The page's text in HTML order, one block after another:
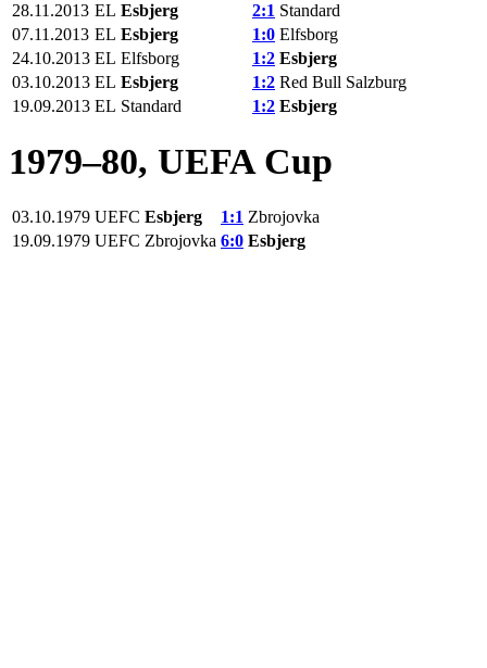
28.11.2013 EL Esbjerg 2:1 Standard
07.11.2013 EL Esbjerg 1:0 Elfsborg
24.10.2013 EL Elfsborg 1:2 Esbjerg
03.10.2013 EL Esbjerg 1:2 Red Bull Salzburg
19.09.2013 EL Standard 1:2 Esbjerg
1979–80, UEFA Cup
03.10.1979 UEFC Esbjerg 1:1 Zbrojovka
19.09.1979 UEFC Zbrojovka 6:0 Esbjerg